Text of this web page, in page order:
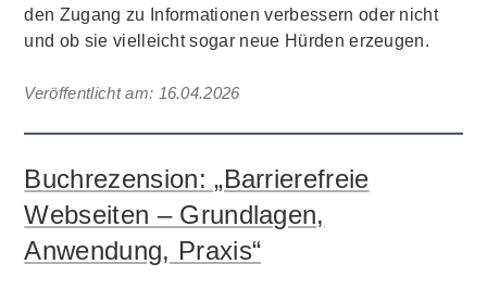
den Zugang zu Informationen verbessern oder nicht
und ob sie vielleicht sogar neue Hürden erzeugen.
Veröffentlicht am: 16.04.2026
Buchrezension: „Barrierefreie
Webseiten – Grundlagen,
Anwendung, Praxis“